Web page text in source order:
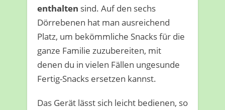
enthalten sind. Auf den sechs
Dörrebenen hat man ausreichend
Platz, um bekömmliche Snacks für die
ganze Familie zuzubereiten, mit
denen du in vielen Fällen ungesunde
Fertig-Snacks ersetzen kannst.
Das Gerät lässt sich leicht bedienen, so